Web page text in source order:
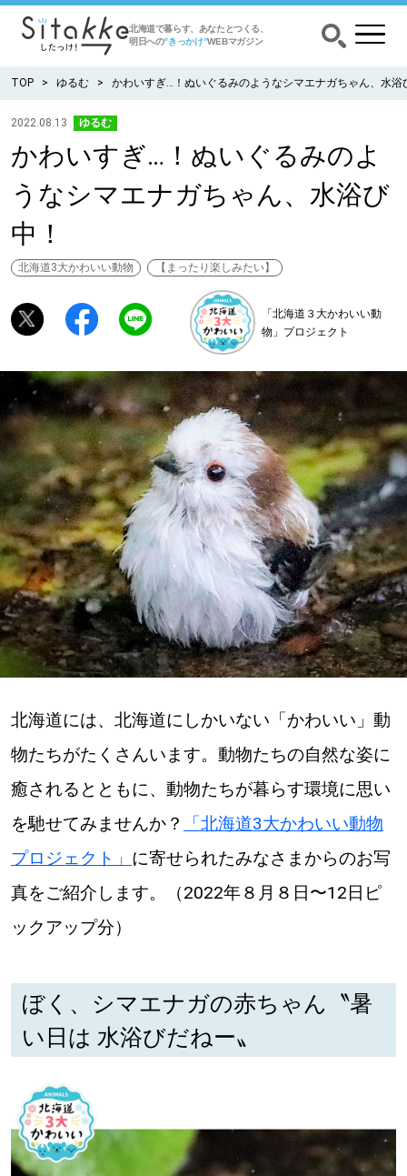
北海道で暮らす、あなたとつくる、
明日への”きっかけ”WEBマガジン
CATEGORY カテゴリー
食べる
出かける
暮らす
深める
ゆるむ
SitakkeTV
LOCAL ローカルエリア
all
道北
道南
道東
道央
Sitakke編集部あい
【いろんな価値観や生き方に触れたい】
Sitakke編集部 IKU
【暮らしの知恵を身につけたい】
TOP ゆるむ かわいすぎ…！ぬいぐるみのようなシマエナガちゃん、水浴
2022.08.13 ゆるむ
かわいすぎ…！ぬいぐるみのよ
うなシマエナガちゃん、水浴び
中！
北海道3大かわいい動物 【まったり楽しみたい】
「北海道３大かわいい動
物」プロジェクト
北海道には、北海道にしかいない「かわいい」動
物たちがたくさんいます。動物たちの自然な姿に
癒されるとともに、動物たちが暮らす環境に思い
を馳せてみませんか？
「北海道3大かわいい動物
プロジェクト」 に寄せられたみなさまからのお写
真をご紹介します。（2022年８月８日〜12日ピ
ックアップ分）
ぼく、シマエナガの赤ちゃん〝暑
い日は 水浴びだねー〟